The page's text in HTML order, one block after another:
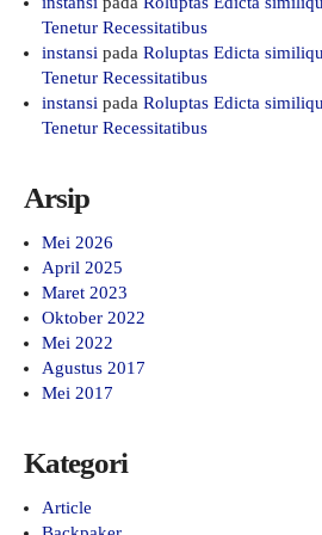
Tenetur Recessitatibus
instansi pada Roluptas Edicta
Tenetur Recessitatibus
instansi pada Roluptas Edicta
Tenetur Recessitatibus
Arsip
Mei 2026
April 2025
Maret 2023
Oktober 2022
Mei 2022
Agustus 2017
Mei 2017
Kategori
Article